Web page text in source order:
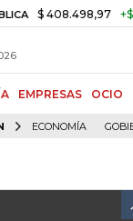
$ 408.498,97 +$
EMPRESAS OCIO
ECONOMÍA